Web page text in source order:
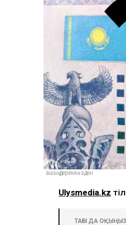
ашық дереккөзден
Ulysmedia.kz
ТАҒЫ ДА